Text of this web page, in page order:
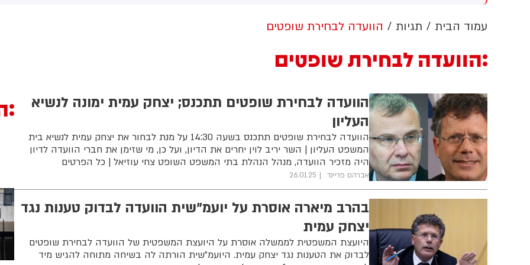
המשפט צפוי לדרוש את עצירת
עמוד הבית תגיות הוועדה לבחירת שופטים
הוועדה לבחירת שופטים
הוועדה לבחירת שופטים תתכנס; יצחק עמית ימונה לנשיא
העליון
הוועדה לבחירת שופטים תתכנס בשעה 14:30 על מנת לבחור את יצחק עמית לנשיא בית
המשפט העליון | השר יריב לוין יחרים את הדיון, ועל כן, מי שזימן את חברי הוועדה לדיון
היה מזכיר הוועדה, מנהל הנהלת בתי המשפט השופט צחי עוזיאל | כל הפרטים
אברהם פריינד 26.01.25
בהרב מיארה אוסרת על יועמ"שית הוועדה לבדוק טענות נגד
יצחק עמית
היועצת המשפטית לממשלה אוסרת על היועצת המשפטית של הוועדה לבחירת שופטים
לבדוק את הטענות נגד יצחק עמית. היועמ"שית הורתה לה בשיחה מתוחה להגיש מיד